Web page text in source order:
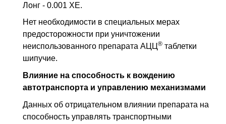
Лонг - 0.001 ХЕ.
Нет необходимости в специальных мерах
предосторожности при уничтожении
неиспользованного препарата АЦЦ® таблетки
шипучие.
Влияние на способность к вождению
автотранспорта и управлению механизмами
Данных об отрицательном влиянии препарата на
способность управлять транспортными